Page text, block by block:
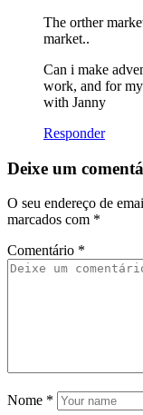
The orther
market..
Can i make
work, and for
with Janny
Responder
Deixe um
O seu endereço de
marcados com *
Comentário *
Nome *